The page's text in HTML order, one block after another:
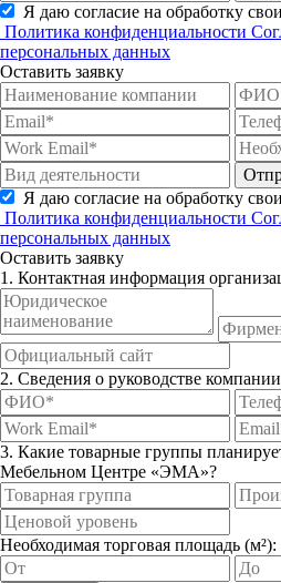
Я даю согласие на обработку
Политика конфиденциальности
персональных данных
Оставить заявку
Я даю согласие на обработку
Политика конфиденциальности
персональных данных
Оставить заявку
1. Контактная информация
2. Сведения о руководстве
3. Какие товарные группы
Мебельном Центре «ЭМА»?
Необходимая торговая площадь (м²):